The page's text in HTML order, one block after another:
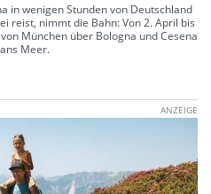
in wenigen Stunden von Deutschland
reist, nimmt die Bahn: Von 2. April bis
München über Bologna und Cesena
Meer.
ANZEIGE